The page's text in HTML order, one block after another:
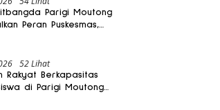
Parigi Moutong
Peran Puskesmas,
52 Lihat
Rakyat Berkapasitas
di Parigi Moutong